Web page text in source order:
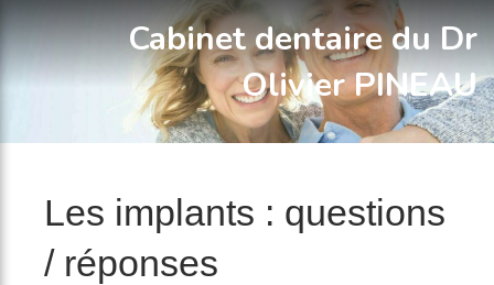
Cabinet dentaire du Dr
Olivier PINEAU
Les implants : questions
/ réponses